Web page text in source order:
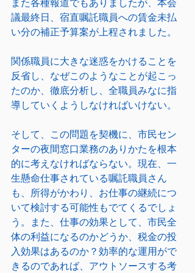
また各種報道でもありましたが、本会
議最終日、宿直嘱託職員への賃金未払
い分の補正予算案が上程されました。
関係職員に大きな迷惑をかけることを
反省し、なぜこのようなことが起こっ
たのか、徹底分析し、全職員みなに指
導していくようしなければいけない。
そして、この問題を契機に、市民セン
ターの夜間窓口業務のありかたを根本
的に考えなければならない。現在、一
生懸命仕事されている嘱託職員さん
も、所得がかわり、お仕事の継続につ
いて検討する可能性もでてくるでしょ
う。また、仕事の効果として、市民全
体の利益になるのかどうか、税金の投
入効果はあるのか？効率的な運用がで
きるのであれば、アウトソースする考